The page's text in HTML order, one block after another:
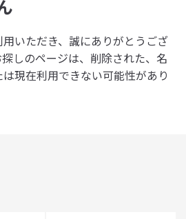
いただき、誠にありがとうござ
しのページは、削除された、名
現在利用できない可能性があり